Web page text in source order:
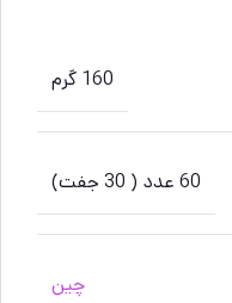
160 گرم
60 عدد ( 30 جفت)
چین